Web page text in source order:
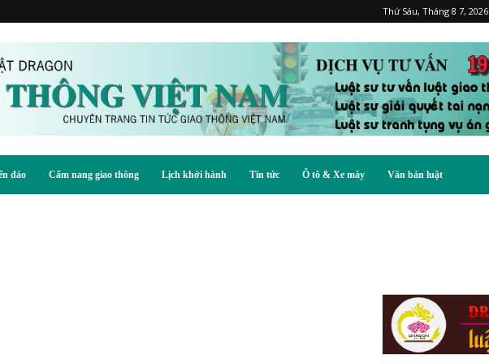
Thứ Sáu, Tháng 8 7, 2026
đảo Cẩm nang giao thông Lịch khởi hành Tin tức Ô tô & Xe máy Văn bản luật